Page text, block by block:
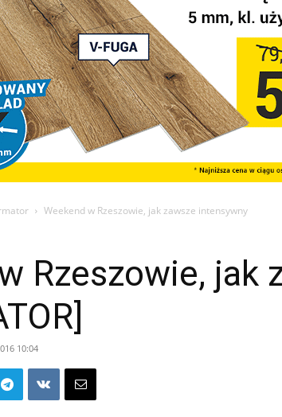
Weekend w Rzeszowie, jak zawsze intensywny
Rzeszowie, jak
10:04